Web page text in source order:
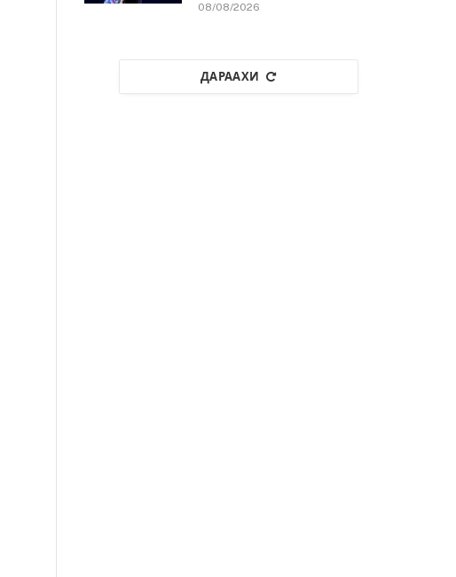
08/08/2026
ДАРААХИ